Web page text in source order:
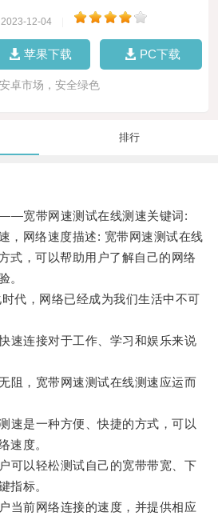
12-04
苹果下载 PC下载
安卓市场，安全绿色
排行
宽带网速测试在线测速关键词:
，网络速度描述: 宽带网速测试在线
式，可以帮助用户了解自己的网络
。
，网络已经成为我们生活中不可
连接对于工作、学习和娱乐来说
，宽带网速测试在线测速应运而
是一种方便、快捷的方式，可以
速度。
以轻松测试自己的宽带带宽、下
指标。
前网络连接的速度，并提供相应